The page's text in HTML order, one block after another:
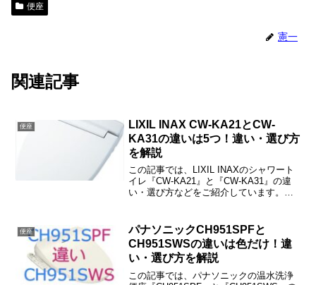
便座
憲一
関連記事
便座
LIXIL INAX CW-KA21とCW-
KA31の違いは5つ！違い・選び方
を解説
この記事では、LIXIL INAXのシャワート
イレ『CW-KA21』と『CW-KA31』の違
い・選び方などをご紹介しています。
内スプレー」「ノズル掃除」の5つです。
便座
パナソニックCH951SPFと
CH951SWSの違いは色だけ！違
い・選び方を解説
この記事では、パナソニックの温水洗浄